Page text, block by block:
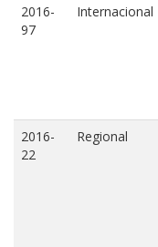
2016-
97
Internacional
2016-
22
Regional